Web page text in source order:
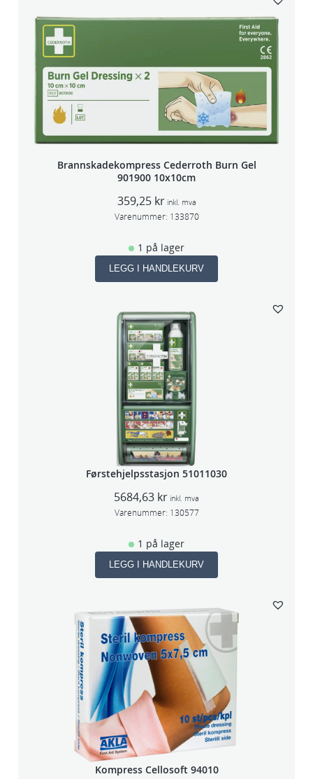
Brannskadekompress Cederroth Burn Gel
901900 10x10cm
359,25 kr inkl. mva
Varenummer: 133870
1 på lager
LEGG I HANDLEKURV
Førstehjelpsstasjon 51011030
5684,63 kr inkl. mva
Varenummer: 130577
1 på lager
LEGG I HANDLEKURV
Kompress Cellosoft 94010